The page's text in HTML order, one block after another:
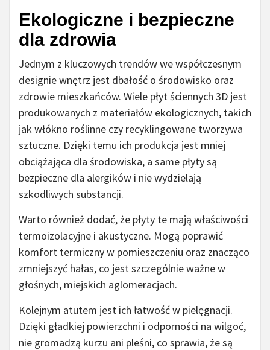
Ekologiczne i bezpieczne
dla zdrowia
Jednym z kluczowych trendów we współczesnym
designie wnętrz jest dbałość o środowisko oraz
zdrowie mieszkańców. Wiele płyt ściennych 3D jest
produkowanych z materiałów ekologicznych, takich
jak włókno roślinne czy recyklingowane tworzywa
sztuczne. Dzięki temu ich produkcja jest mniej
obciążająca dla środowiska, a same płyty są
bezpieczne dla alergików i nie wydzielają
szkodliwych substancji.
Warto również dodać, że płyty te mają właściwości
termoizolacyjne i akustyczne. Mogą poprawić
komfort termiczny w pomieszczeniu oraz znacząco
zmniejszyć hałas, co jest szczególnie ważne w
głośnych, miejskich aglomeracjach.
Kolejnym atutem jest ich łatwość w pielęgnacji.
Dzięki gładkiej powierzchni i odporności na wilgoć,
nie gromadzą kurzu ani pleśni, co sprawia, że są